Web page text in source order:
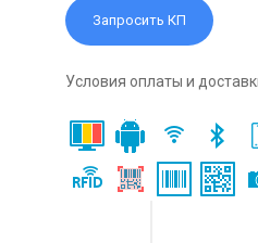
Запросить КП
Условия оплаты и